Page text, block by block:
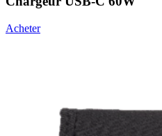
Acheter